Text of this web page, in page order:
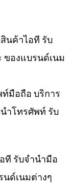
นค้าไอที รับ
ของแบรนด์เนม
มือถือ บริการ
ำโทรศัพท์ รับ
ที รับจำนำมือ
ด์เนมต่างๆ